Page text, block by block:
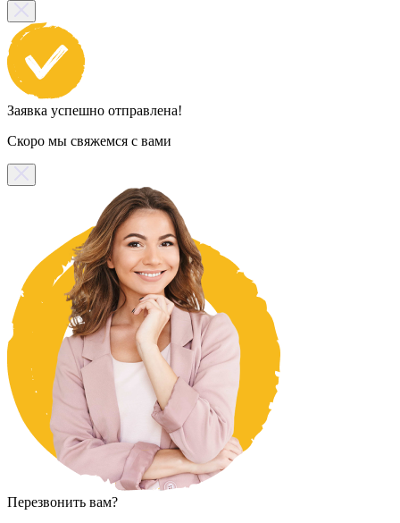
Заявка успешно отправлена!
Скоро мы свяжемся с вами
Перезвонить вам?